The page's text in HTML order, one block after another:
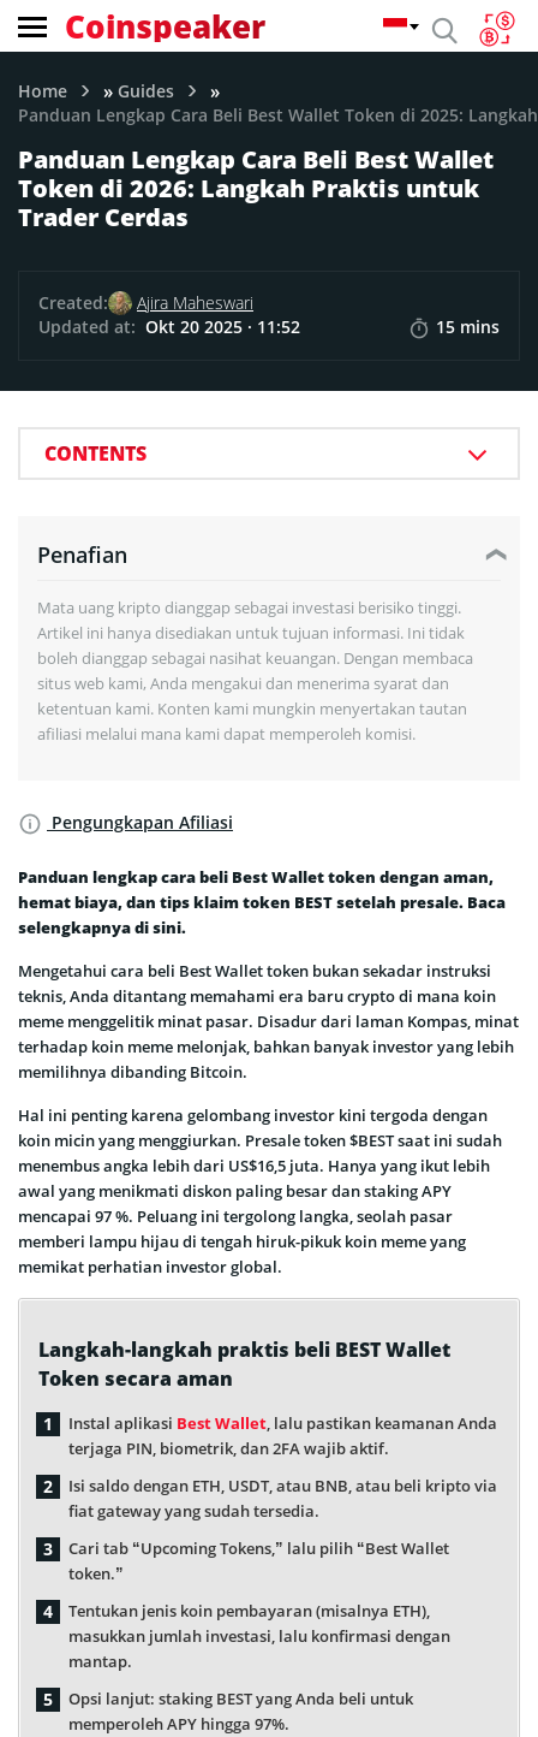
Coinspeaker
Home » Guides »
Panduan Lengkap Cara Beli Best Wallet Token di 2025:
Panduan Lengkap Cara Beli Best Wallet
Token di 2026: Langkah Praktis untuk
Trader Cerdas
Created:
Ajira Maheswari
Updated at: Okt 20 2025 · 11:52 15 mins
CONTENTS
Panduan lengkap cara beli Best Wallet token dengan aman,
hemat biaya, dan tips klaim token BEST setelah presale. Baca
selengkapnya di sini.
Mengetahui cara beli Best Wallet token bukan sekadar instruksi
teknis, Anda ditantang memahami era baru crypto di mana koin
meme menggelitik minat pasar. Disadur dari laman Kompas, minat
terhadap koin meme melonjak, bahkan banyak investor yang lebih
memilihnya dibanding Bitcoin.
Hal ini penting karena gelombang investor kini tergoda dengan
koin micin yang menggiurkan. Presale token $BEST saat ini sudah
menembus angka lebih dari US$16,5 juta. Hanya yang ikut lebih
awal yang menikmati diskon paling besar dan staking APY
mencapai 97 %. Peluang ini tergolong langka, seolah pasar
memberi lampu hijau di tengah hiruk-pikuk koin meme yang
memikat perhatian investor global.
Langkah-langkah praktis beli BEST Wallet
Token secara aman
Instal aplikasi Best Wallet, lalu pastikan keamanan Anda
terjaga PIN, biometrik, dan 2FA wajib aktif.
Isi saldo dengan ETH, USDT, atau BNB, atau beli kripto via
fiat gateway yang sudah tersedia.
Cari tab “Upcoming Tokens,” lalu pilih “Best Wallet
token.”
Tentukan jenis koin pembayaran (misalnya ETH),
masukkan jumlah investasi, lalu konfirmasi dengan
mantap.
Opsi lanjut: staking BEST yang Anda beli untuk
memperoleh APY hingga 97%.
Penafian
Mata uang kripto dianggap sebagai investasi berisiko tinggi.
Artikel ini hanya disediakan untuk tujuan informasi. Ini tidak
boleh dianggap sebagai nasihat keuangan. Dengan membaca
situs web kami, Anda mengakui dan menerima syarat dan
ketentuan kami. Konten kami mungkin menyertakan tautan
afiliasi melalui mana kami dapat memperoleh komisi.
Pengungkapan Afiliasi